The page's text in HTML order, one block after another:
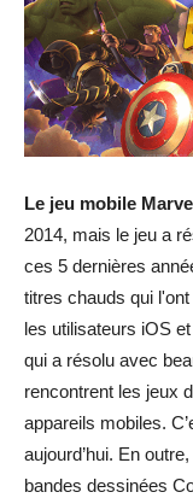
Le jeu mobile
2014, mais le jeu a
ces 5 dernières
titres chauds qui
les utilisateurs iOS
qui a résolu avec
rencontrent les jeux
appareils mobiles.
aujourd’hui. En
bandes dessinées